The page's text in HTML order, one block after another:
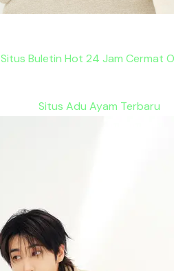
Situs Buletin Hot 24 Jam Cermat
Situs Adu Ayam Terbaru